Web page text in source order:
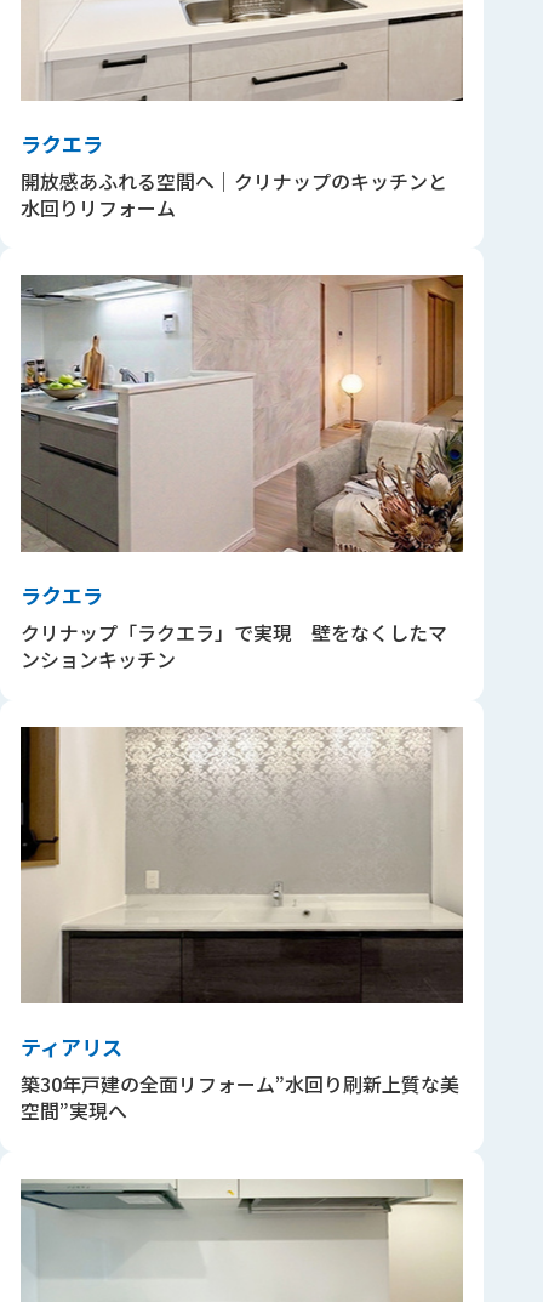
ラクエラ
開放感あふれる空間へ｜クリナップのキッチンと
水回りリフォーム
ラクエラ
クリナップ「ラクエラ」で実現 壁をなくしたマ
ンションキッチン
ティアリス
築30年戸建の全面リフォーム”水回り刷新上質な美
空間”実現へ